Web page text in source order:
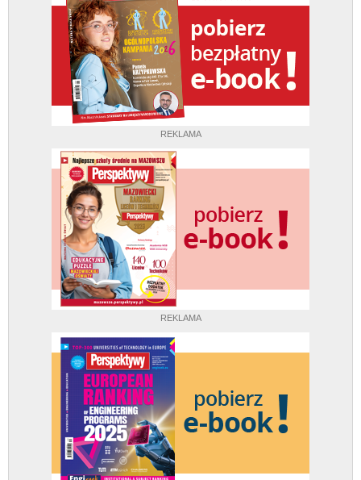
REKLAMA
REKLAMA